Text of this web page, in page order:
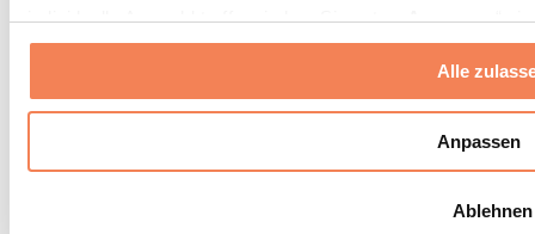
individuelle Auswahl treffen, indem Sie unter „Anpassen“
erlauben“ klicken.
Weitere Informationen über die Verarbeitung Ihrer Daten
Datenschutzerklärung
Alle
Anpassen
Ablehnen
Yoga & Pilates
Wandern
Rotlichttherapie